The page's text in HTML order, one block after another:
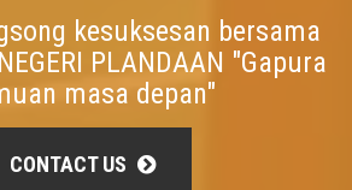
kesuksesan bersama
PLANDAAN "Gapura
masa depan"
CONTACT US